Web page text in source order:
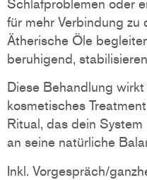
Schlafproblemen oder
für mehr Verbindung zu
Ätherische Öle
beruhigend,
Diese Behandlung
kosmetisches
Ritual, das dein
an seine natürliche
Inkl. Vorgespräch/